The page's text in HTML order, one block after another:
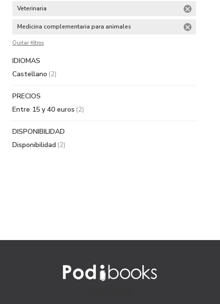
Veterinaria
Medicina complementaria para animales
Quitar filtros
IDIOMAS
Castellano (2)
PRECIOS
Entre 15 y 40 euros (2)
DISPONIBILIDAD
Disponibilidad (2)